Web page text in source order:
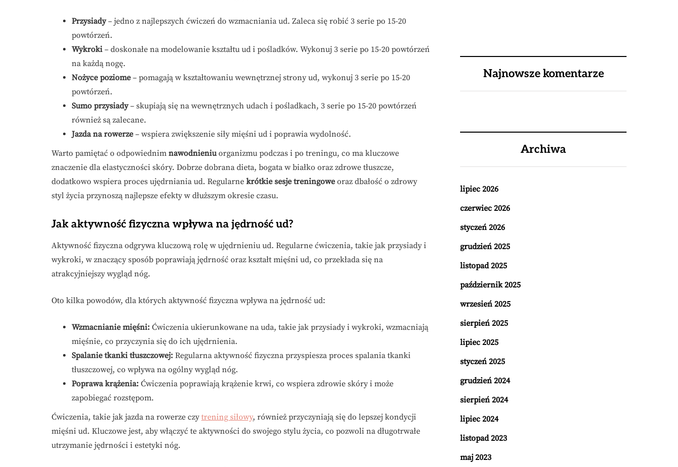
Przysiady– jedno z najlepszych ćwiczeń do wzmacniania ud. Zaleca się robić 3 serie po 15-20
powtórzeń.
Wykroki – doskonałe na modelowanie kształtu ud i pośladków. Wykonuj 3 serie po 15-20 powtórzeń
na każdą nogę.
Nożyce poziome – pomagają w kształtowaniu wewnętrznej strony ud, wykonuj 3 serie po 15-20
powtórzeń.
Sumo przysiady– skupiają się na wewnętrznych udach i pośladkach, 3 serie po 15-20 powtórzeń
również są zalecane.
Jazda na rowerze – wspiera zwiększenie siły mięśni ud i poprawia wydolność.
Warto pamiętać o odpowiednim nawodnieniuorganizmu podczas i po treningu, co ma kluczowe
znaczenie dla elastyczności skóry. Dobrze dobrana dieta, bogata w białko oraz zdrowe tłuszcze,
dodatkowo wspiera proces ujędrniania ud. Regularne krótkie sesje treningowe oraz dbałość o zdrowy
styl życia przynoszą najlepsze efekty w dłuższym okresie czasu.
Jak aktywność fizyczna wpływa na jędrność ud?
Aktywność fizyczna odgrywa kluczową rolę w ujędrnieniu ud. Regularne ćwiczenia, takie jak przysiady i
wykroki, w znaczący sposób poprawiają jędrność oraz kształt mięśni ud, co przekłada się na
atrakcyjniejszy wygląd nóg.
Oto kilka powodów, dla których aktywność fizyczna wpływa na jędrność ud:
Wzmacnianie mięśni: Ćwiczenia ukierunkowane na uda, takie jak przysiady i wykroki, wzmacniają
mięśnie, co przyczynia się do ich ujędrnienia.
Spalanie tkanki tłuszczowej: Regularna aktywność fizyczna przyspiesza proces spalania tkanki
tłuszczowej, co wpływa na ogólny wygląd nóg.
Poprawa krążenia: Ćwiczenia poprawiają krążenie krwi, co wspiera zdrowie skóry i może
zapobiegać rozstępom.
Ćwiczenia, takie jak jazda na rowerze czy trening siłowy, również przyczyniają się do lepszej kondycji
mięśni ud. Kluczowe jest, aby włączyć te aktywności do swojego stylu życia, co pozwoli na długotrwałe
utrzymanie jędrności i estetyki nóg.
Najnowsze komentarze
Archiwa
lipiec 2026
czerwiec 2026
styczeń 2026
grudzień 2025
listopad 2025
październik 2025
wrzesień 2025
sierpień 2025
lipiec 2025
styczeń 2025
grudzień 2024
sierpień 2024
lipiec 2024
listopad 2023
maj 2023